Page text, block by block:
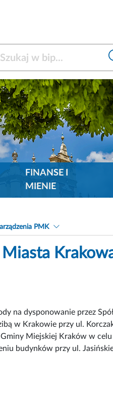
FINANSE I
MIENIE
PMK
na dysponowanie przez
w Krakowie przy ul.
Miejskiej Kraków w
budynków przy ul.